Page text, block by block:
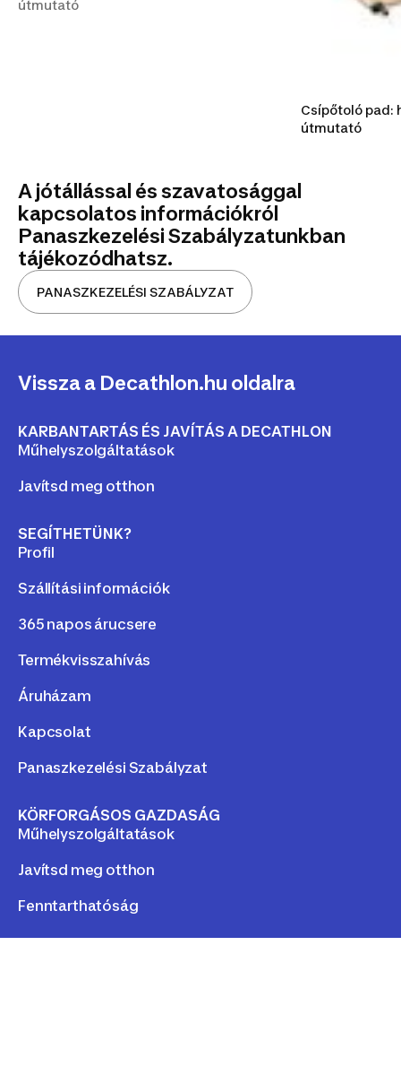
útmutató
Csípőtoló pad:
útmutató
A jótállással és szavatosággal
kapcsolatos információkról
Panaszkezelési Szabályzatunkban
tájékozódhatsz.
PANASZKEZELÉSI SZABÁLYZAT
Vissza a Decathlon.hu oldalra
KARBANTARTÁS ÉS JAVÍTÁS A DECATHLON
Műhelyszolgáltatások
Javítsd meg otthon
SEGÍTHETÜNK?
Profil
Szállítási információk
365 napos árucsere
Termékvisszahívás
Áruházam
Kapcsolat
Panaszkezelési Szabályzat
KÖRFORGÁSOS GAZDASÁG
Műhelyszolgáltatások
Javítsd meg otthon
Fenntarthatóság